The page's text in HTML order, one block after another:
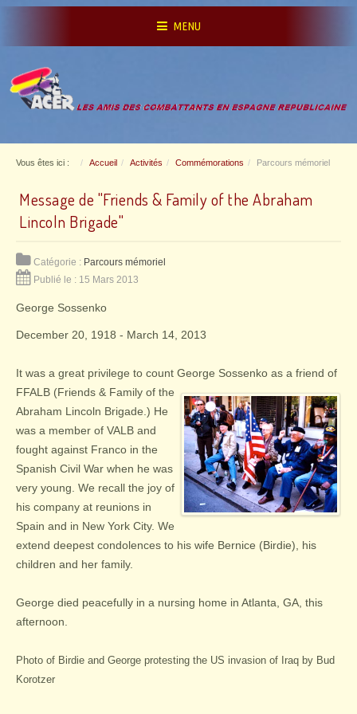
MENU
Vous êtes ici : Accueil Activités Commémorations Parcours mémoriel
Message de "Friends & Family of the Abraham
Lincoln Brigade"
Catégorie : Parcours mémoriel
Publié le : 15 Mars 2013
George Sossenko
December 20, 1918 - March 14, 2013
It was a great privilege to count George Sossenko as a friend of
FFALB (Friends & Family of the
Abraham Lincoln Brigade.) He
was a member of VALB and
fought against Franco in the
Spanish Civil War when he was
very young. We recall the joy of
his company at reunions in
Spain and in New York City. We
extend deepest condolences to his wife Bernice (Birdie), his
children and her family.
George died peacefully in a nursing home in Atlanta, GA, this
afternoon.
Photo of Birdie and George protesting the US invasion of Iraq by Bud
Korotzer